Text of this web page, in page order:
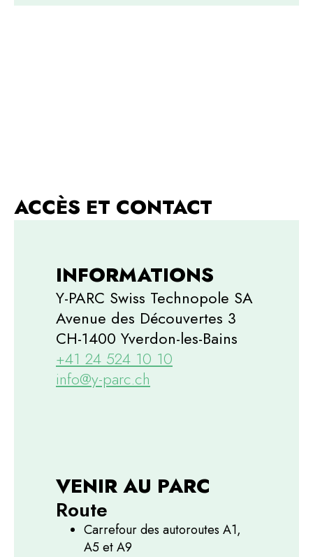
ACCÈS ET CONTACT
INFORMATIONS
Y-PARC Swiss Technopole SA
Avenue des Découvertes 3
CH-1400 Yverdon-les-Bains
+41 24 524 10 10
info@y-parc.ch
VENIR AU PARC
Route
Carrefour des autoroutes A1,
A5 et A9